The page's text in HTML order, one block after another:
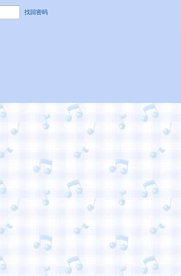
找回密码